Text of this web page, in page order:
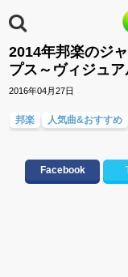
2014年邦楽のジ
プス～ヴィジュア
2016年04月27日
邦楽 人気曲&おすすめ
ヴィジュアル系(V系)
Facebook